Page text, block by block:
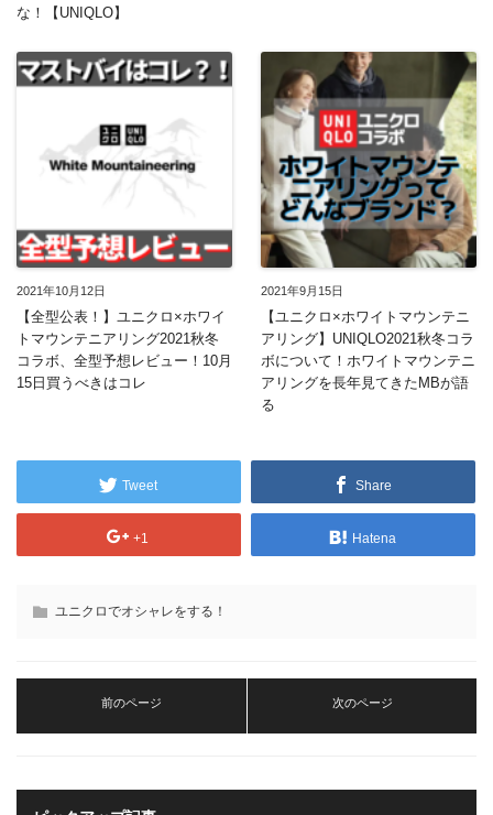
な！【UNIQLO】
2021年10月12日
【全型公表！】ユニクロ×ホワイ
トマウンテニアリング2021秋冬
コラボ、全型予想レビュー！10月
15日買うべきはコレ
2021年9月15日
【ユニクロ×ホワイトマウンテニ
アリング】UNIQLO2021秋冬コラ
ボについて！ホワイトマウンテニ
アリングを長年見てきたMBが語
る
Tweet Share
+1 Hatena
ユニクロでオシャレをする！
前のページ 次のページ